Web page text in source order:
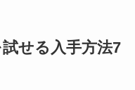
せる入手方法7